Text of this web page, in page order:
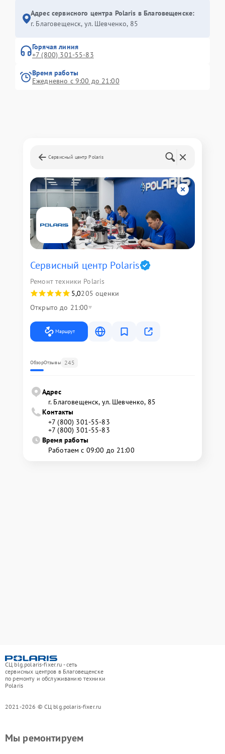
Адрес сервисного центра Polaris в Благовещенске:
г. Благовещенск, ул. Шевченко, 85
Горячая линия
+7 (800) 301-55-83
Время работы
Ежедневно с 9:00 до 21:00
Сервисный центр Polaris
Сервисный центр Polaris
Ремонт техники Polaris
5,0205 оценки
Открыто до 21:00
Маршрут
ОбзорОтзывы 245
Адрес
г. Благовещенск, ул. Шевченко, 85
Контакты
+7 (800) 301-55-83
+7 (800) 301-55-83
Время работы
Работаем с 09:00 до 21:00
СЦ blg.polaris-fixer.ru - сеть
сервисных центров в Благовещенске
по ремонту и обслуживанию техники
Polaris
2021-2026 © СЦ blg.polaris-fixer.ru
Мы ремонтируем